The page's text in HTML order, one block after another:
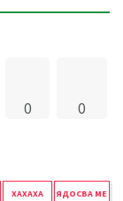
0
ХАХАХА
0
ЯДОСВА МЕ